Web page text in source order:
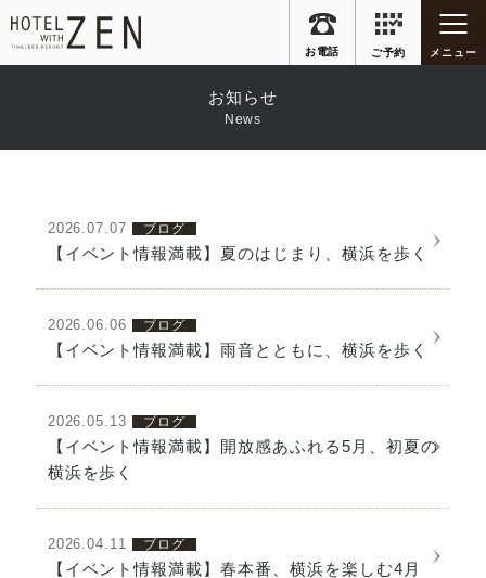
クーポン 客室設備
ご要望＆解決
お店に電話する
045-488-0182
フォームから予約を申し込む
お知らせ
News
2026.07.07 ブログ
【イベント情報満載】夏のはじまり、横浜を歩く
詳細を見る
2026.06.06 ブログ
【イベント情報満載】雨音とともに、横浜を歩く
詳細を見る
2026.05.13 ブログ
【イベント情報満載】開放感あふれる5月、初夏の
横浜を歩く
詳細を見る
2026.04.11 ブログ
【イベント情報満載】春本番、横浜を楽しむ4月
詳細を見る